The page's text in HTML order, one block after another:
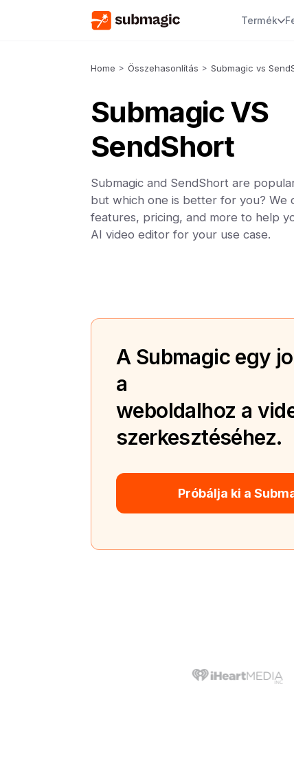
Termék
Home > Összehasonlítás > Submagic vs
Submagic VS
SendShort
Submagic and SendShort are
but which one is better for you? We
features, pricing, and more to help
AI video editor for your use case.
A Submagic egy
a
weboldalhoz a
szerkesztéséhez.
Próbálja ki a